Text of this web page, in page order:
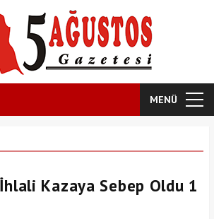
MENÜ
İhlali Kazaya Sebep Oldu 1